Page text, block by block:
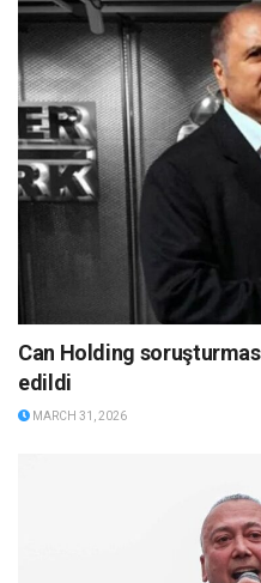
Can Holding
edildi
MARCH 31, 2026